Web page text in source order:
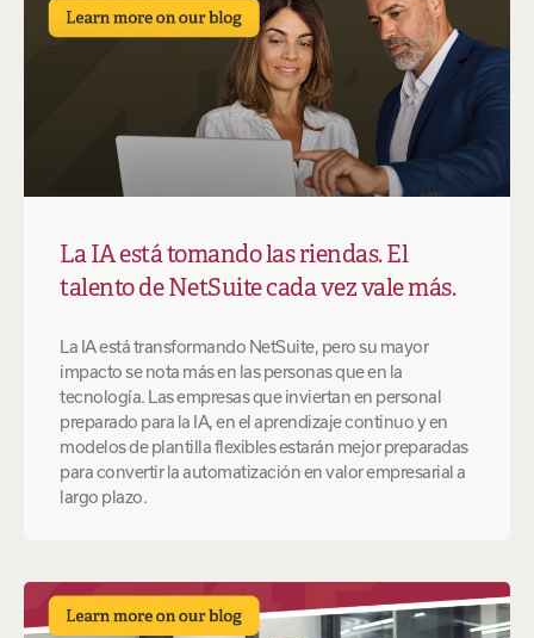
La IA está tomando las riendas. El
talento de NetSuite cada vez vale más.
La IA está transformando NetSuite, pero su mayor
impacto se nota más en las personas que en la
tecnología. Las empresas que inviertan en personal
preparado para la IA, en el aprendizaje continuo y en
modelos de plantilla flexibles estarán mejor preparadas
para convertir la automatización en valor empresarial a
largo plazo.